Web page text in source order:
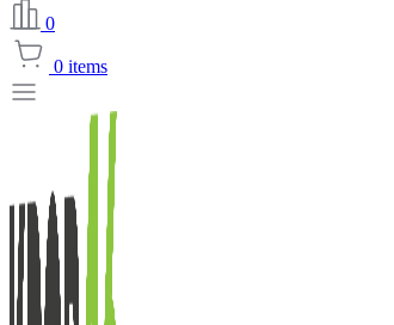
0
0 items